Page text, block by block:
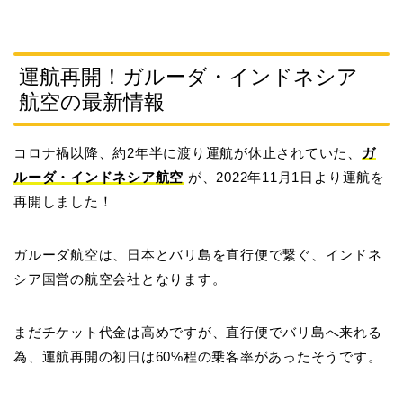
運航再開！ガルーダ・インドネシア
航空の最新情報
コロナ禍以降、約2年半に渡り運航が休止されていた、
ガ
ルーダ・インドネシア航空 が、2022年11月1日より運航を
再開しました！
ガルーダ航空は、日本とバリ島を直行便で繋ぐ、インドネ
シア国営の航空会社となります。
まだチケット代金は高めですが、直行便でバリ島へ来れる
為、運航再開の初日は60%程の乗客率があったそうです。